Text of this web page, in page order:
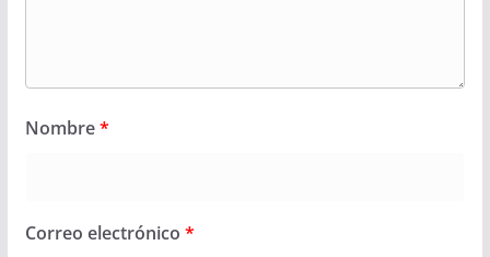
Nombre*
Correo electrónico *